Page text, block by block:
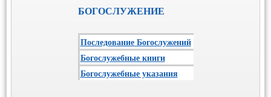
БОГОСЛУЖЕНИЕ
Последование Богослужений
Богослужебные книги
Богослужебные указания